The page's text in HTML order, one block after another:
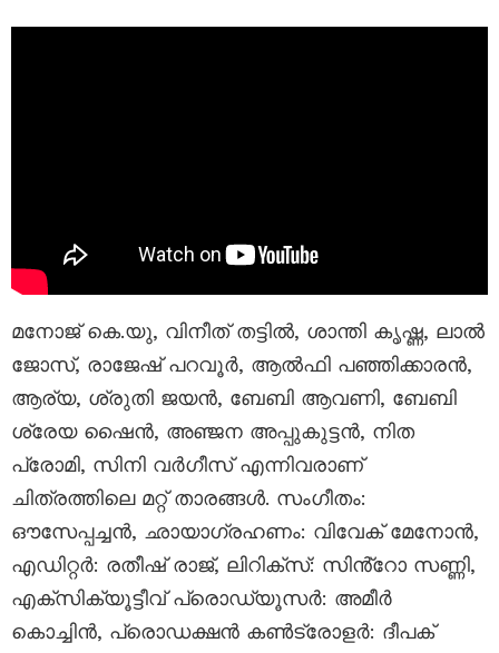
മനോജ് കെ.യു, വിനീത് തട്ടിൽ, ശാന്തി കൃഷ്ണ, ലാൽ
ജോസ്, രാജേഷ് പറവൂർ, ആൽഫി പഞ്ഞിക്കാരൻ,
ആര്യ, ശ്രുതി ജയൻ, ബേബി ആവണി, ബേബി
ശ്രേയ ഷൈൻ, അഞ്ജന അപ്പുകുട്ടൻ, നിത
പ്രോമി, സിനി വർഗീസ് എന്നിവരാണ്
ചിത്രത്തിലെ മറ്റ് താരങ്ങൾ. സംഗീതം:
ഔസേപ്പച്ചൻ, ഛായാഗ്രഹണം: വിവേക് മേനോൻ,
എഡിറ്റർ: രതീഷ് രാജ്, ലിറിക്സ്: സിൻ്റോ സണ്ണി,
എക്സിക്യൂട്ടീവ് പ്രൊഡ്യൂസർ: അമീർ
കൊച്ചിൻ, പ്രൊഡക്ഷൻ കൺട്രോളർ: ദീപക്